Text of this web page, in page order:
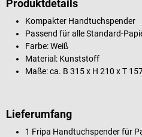
Produktdetails
Kompakter Handtuchspender
Passend für alle Standard-
Farbe: Weiß
Material: Kunststoff
Maße: ca. B 315 x H 210 x T
Lieferumfang
1 Fripa Handtuchspender für